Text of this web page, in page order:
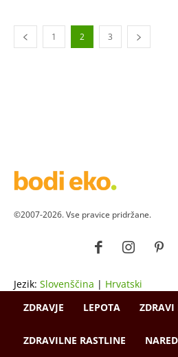
1 2 3
©2007-2026. Vse pravice pridržane.
Jezik: Slovenščina | Hrvatski
ZDRAVJE
LEPOTA ZDRAVI
ZDRAVILNE RASTLINE